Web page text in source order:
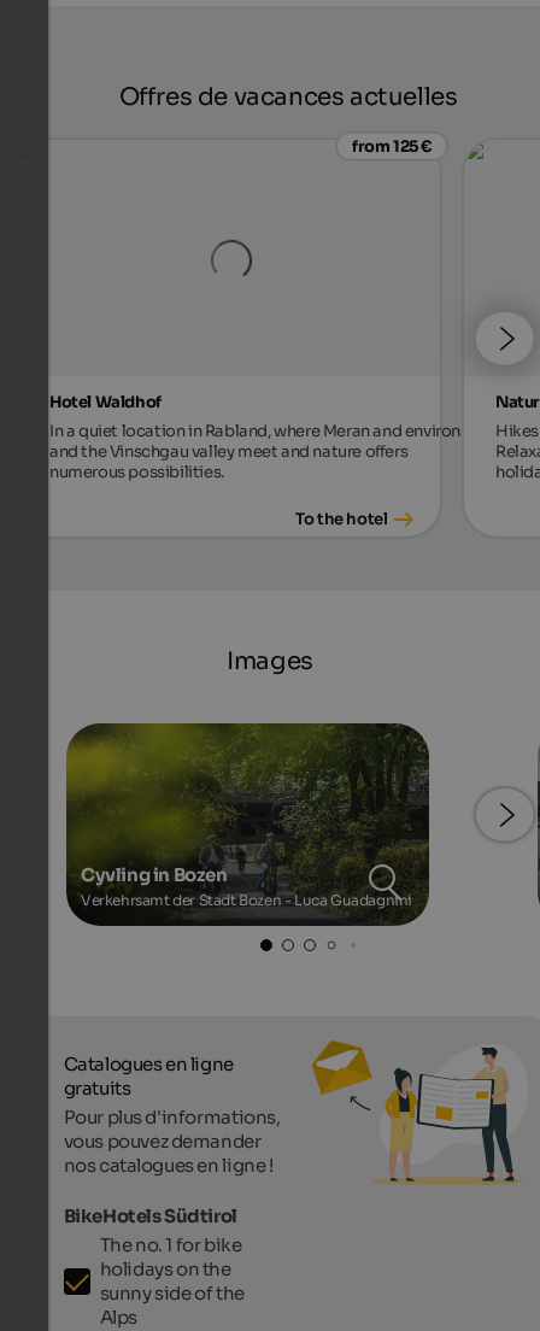
Offres de vacances actuelles
from 125 €
Hotel Waldhof
In a quiet location in Rabland, where Meran and environs
and the Vinschgau valley meet and nature offers
numerous possibilities.
To the hotel
Images
Cyvling in Bozen
Verkehrsamt der Stadt Bozen - Luca Guadagnini
Catalogues en ligne
gratuits
Pour plus d'informations,
vous pouvez demander
nos catalogues en ligne !
BikeHotels Südtirol
The no. 1 for bike
holidays on the
sunny side of the
Alps